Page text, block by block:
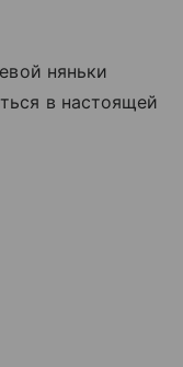
няньки
в настоящей